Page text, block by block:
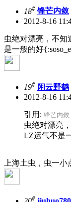
18# 锋芒内敛
2012-8-16
虫绝对漂亮，不知
是一般的好
19# 闲云野鹤
2012-8-16
引用: 锋芒内敛
虫绝对漂亮
LZ运气不是
上海土虫，虫一
#